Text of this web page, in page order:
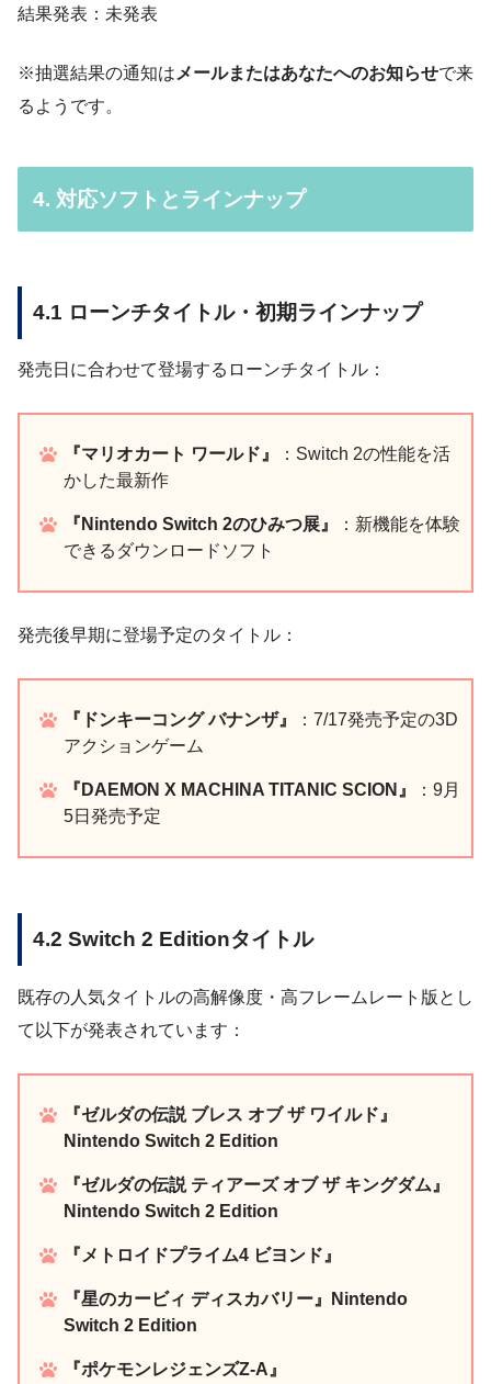
結果発表：未発表
※抽選結果の通知は メールまたはあなたへのお知らせで来
るようです。
4. 対応ソフトとラインナップ
4.1 ローンチタイトル・初期ラインナップ
発売日に合わせて登場するローンチタイトル：
『マリオカート ワールド』
：Switch 2の性能を活
かした最新作
『Nintendo Switch 2のひみつ展』
：新機能を体験
できるダウンロードソフト
発売後早期に登場予定のタイトル：
『ドンキーコング バナンザ』
：7/17発売予定の3D
アクションゲーム
『DAEMON X MACHINA TITANIC SCION』
：9月
5日発売予定
4.2 Switch 2 Editionタイトル
既存の人気タイトルの高解像度・高フレームレート版とし
て以下が発表されています：
『ゼルダの伝説 ブレス オブ ザ ワイルド』
Nintendo Switch 2 Edition
『ゼルダの伝説 ティアーズ オブ ザ キングダム』
Nintendo Switch 2 Edition
『メトロイドプライム4 ビヨンド』
『星のカービィ ディスカバリー』Nintendo
Switch 2 Edition
『ポケモンレジェンズZ-A』